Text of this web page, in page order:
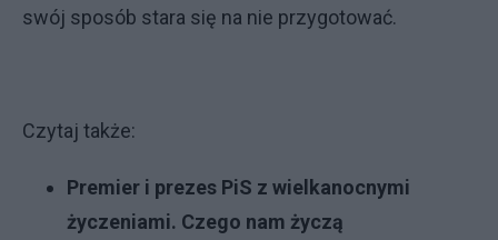
swój sposób stara się na nie przygotować.
Czytaj także:
Premier i prezes PiS z wielkanocnymi
życzeniami. Czego nam życzą